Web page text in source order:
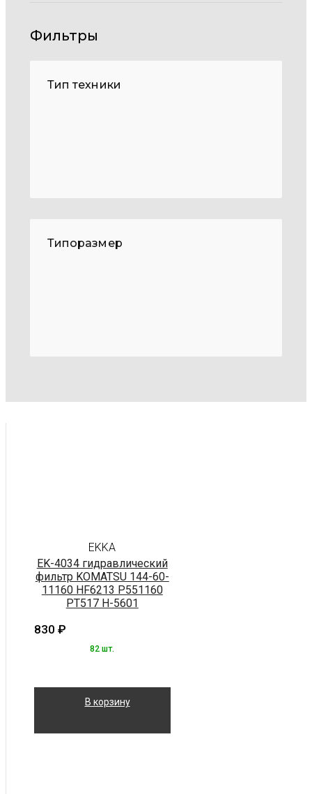
Фильтры
Тип техники
Типоразмер
EKKA
EK-4034 гидравлический
фильтр KOMATSU 144-60-
11160 HF6213 P551160
PT517 H-5601
830 ₽
82 шт.
В корзину